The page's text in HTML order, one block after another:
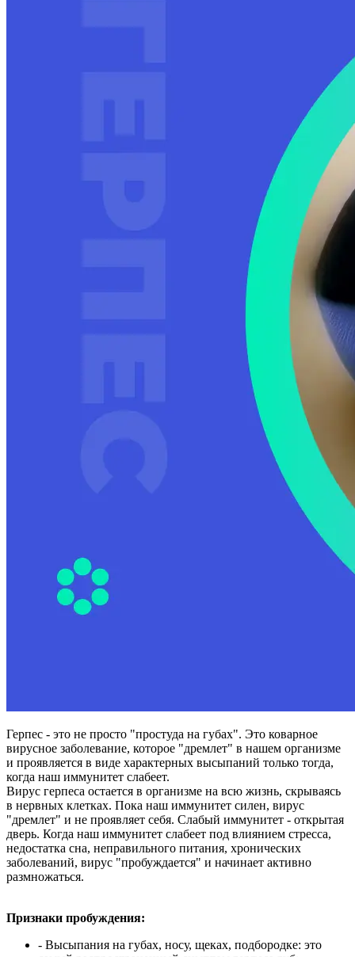
Герпес - это не просто "простуда на губах". Это коварное
вирусное заболевание, которое "дремлет" в нашем организме
и проявляется в виде характерных высыпаний только тогда,
когда наш иммунитет слабеет.
Вирус герпеса остается в организме на всю жизнь, скрываясь
в нервных клетках. Пока наш иммунитет силен, вирус
"дремлет" и не проявляет себя. Слабый иммунитет - открытая
дверь. Когда наш иммунитет слабеет под влиянием стресса,
недостатка сна, неправильного питания, хронических
заболеваний, вирус "пробуждается" и начинает активно
размножаться.
Признаки пробуждения:
- Высыпания на губах, носу, щеках, подбородке: это